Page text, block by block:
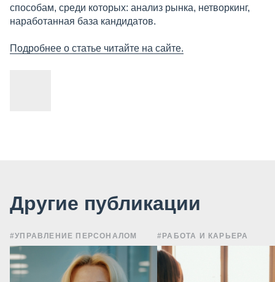
способам, среди которых: анализ рынка, нетворкинг,
наработанная база кандидатов.
Подробнее о статье читайте на сайте.
Другие публикации
#УПРАВЛЕНИЕ ПЕРСОНАЛОМ #РАБОТА И КАРЬЕРА